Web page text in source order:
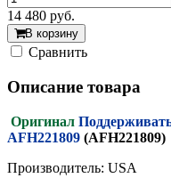
14 480 руб.
В корзину
Cравнить
Описание товара
Оригинал
AFH221809 (AFH221809)
Производитель: USA